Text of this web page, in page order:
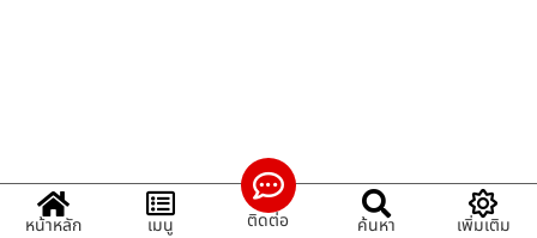
หน้าหลัก เมนู ติดต่อ ค้นหา เพิ่มเติม